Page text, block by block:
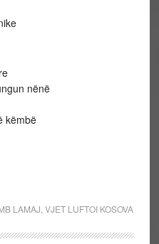
nënë
këmbë
LAMAJ VJET LUFTOI KOSOVA